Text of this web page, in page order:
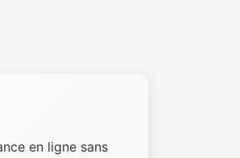
en ligne sans